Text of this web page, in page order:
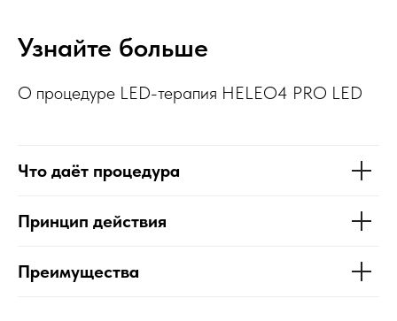
Узнайте больше
О процедуре LED-терапия HELEO4 PRO LED
Что даёт процедура
Принцип действия
Преимущества